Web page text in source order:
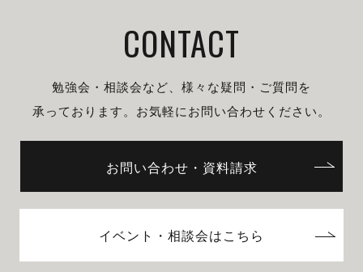
CONTACT
勉強会・相談会など、様々な疑問・ご質問を
承っております。 お気軽にお問い合わせください。
お問い合わせ・資料請求
イベント・相談会はこちら